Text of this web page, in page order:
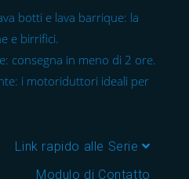
botti e lava barrique: la
e birrifici.
consegna in meno di 2 ore.
i motoriduttori ideali per
Link rapido alle Serie
Modulo di Contatto